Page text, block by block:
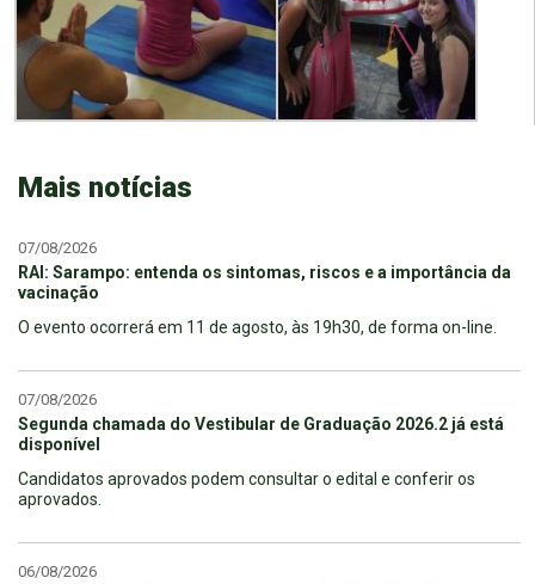
Mais notícias
07/08/2026
RAI: Sarampo: entenda os sintomas, riscos e a importância da
vacinação
O evento ocorrerá em 11 de agosto, às 19h30, de forma on-line.
07/08/2026
Segunda chamada do Vestibular de Graduação 2026.2 já está
disponível
Candidatos aprovados podem consultar o edital e conferir os
aprovados.
06/08/2026